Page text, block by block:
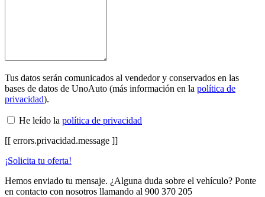
Tus datos serán comunicados al vendedor y conservados en las
bases de datos de UnoAuto (más información en la política de
privacidad).
He leído la política de privacidad
[[ errors.privacidad.message ]]
¡Solicita tu oferta!
Hemos enviado tu mensaje. ¿Alguna duda sobre el vehículo? Ponte
en contacto con nosotros llamando al 900 370 205